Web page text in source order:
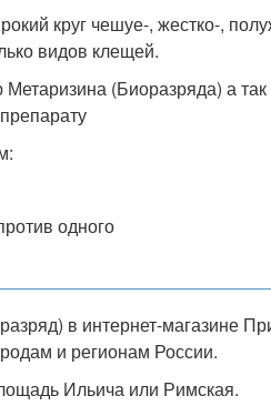
круг чешуе-, жестко-,
видов клещей.
(Биоразряда) а
одного
в интернет-магазине
и регионам России.
Ильича или Римская.